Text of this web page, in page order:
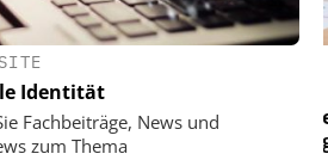
Identität
Fachbeiträge, News und
zum Thema
Digitalisierung im
Von digitaler
zur KI-fähigen Steuerung